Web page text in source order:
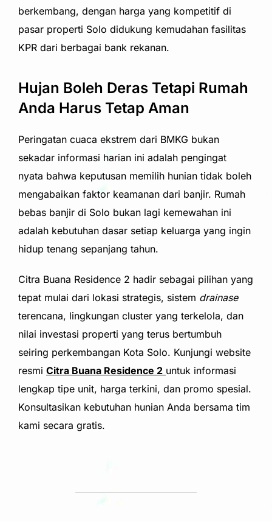
berkembang, dengan harga yang kompetitif di
pasar properti Solo didukung kemudahan fasilitas
KPR dari berbagai bank rekanan.
Hujan Boleh Deras Tetapi Rumah
Anda Harus Tetap Aman
Peringatan cuaca ekstrem dari BMKG bukan
sekadar informasi harian ini adalah pengingat
nyata bahwa keputusan memilih hunian tidak boleh
mengabaikan faktor keamanan dari banjir. Rumah
bebas banjir di Solo bukan lagi kemewahan ini
adalah kebutuhan dasar setiap keluarga yang ingin
hidup tenang sepanjang tahun.
Citra Buana Residence 2 hadir sebagai pilihan yang
tepat mulai dari lokasi strategis, sistem drainase
terencana, lingkungan cluster yang terkelola, dan
nilai investasi properti yang terus bertumbuh
seiring perkembangan Kota Solo. Kunjungi website
resmi Citra Buana Residence 2 untuk informasi
lengkap tipe unit, harga terkini, dan promo spesial.
Konsultasikan kebutuhan hunian Anda bersama tim
kami secara gratis.